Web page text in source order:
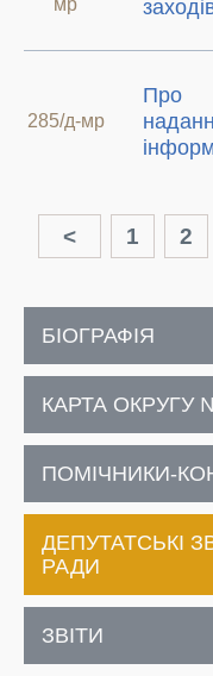
мр
285/д-мр
Про
< 1 2
БІОГРАФІЯ
КАРТА ОКРУГУ
ПОМІЧНИКИ-
ДЕПУТАТСЬКІ
РАДИ
ЗВІТИ